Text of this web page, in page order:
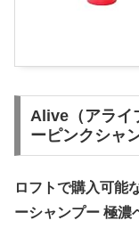
Alive（アライ
ーピンクシャ
ロフトで購入可能
ーシャンプー 極濃